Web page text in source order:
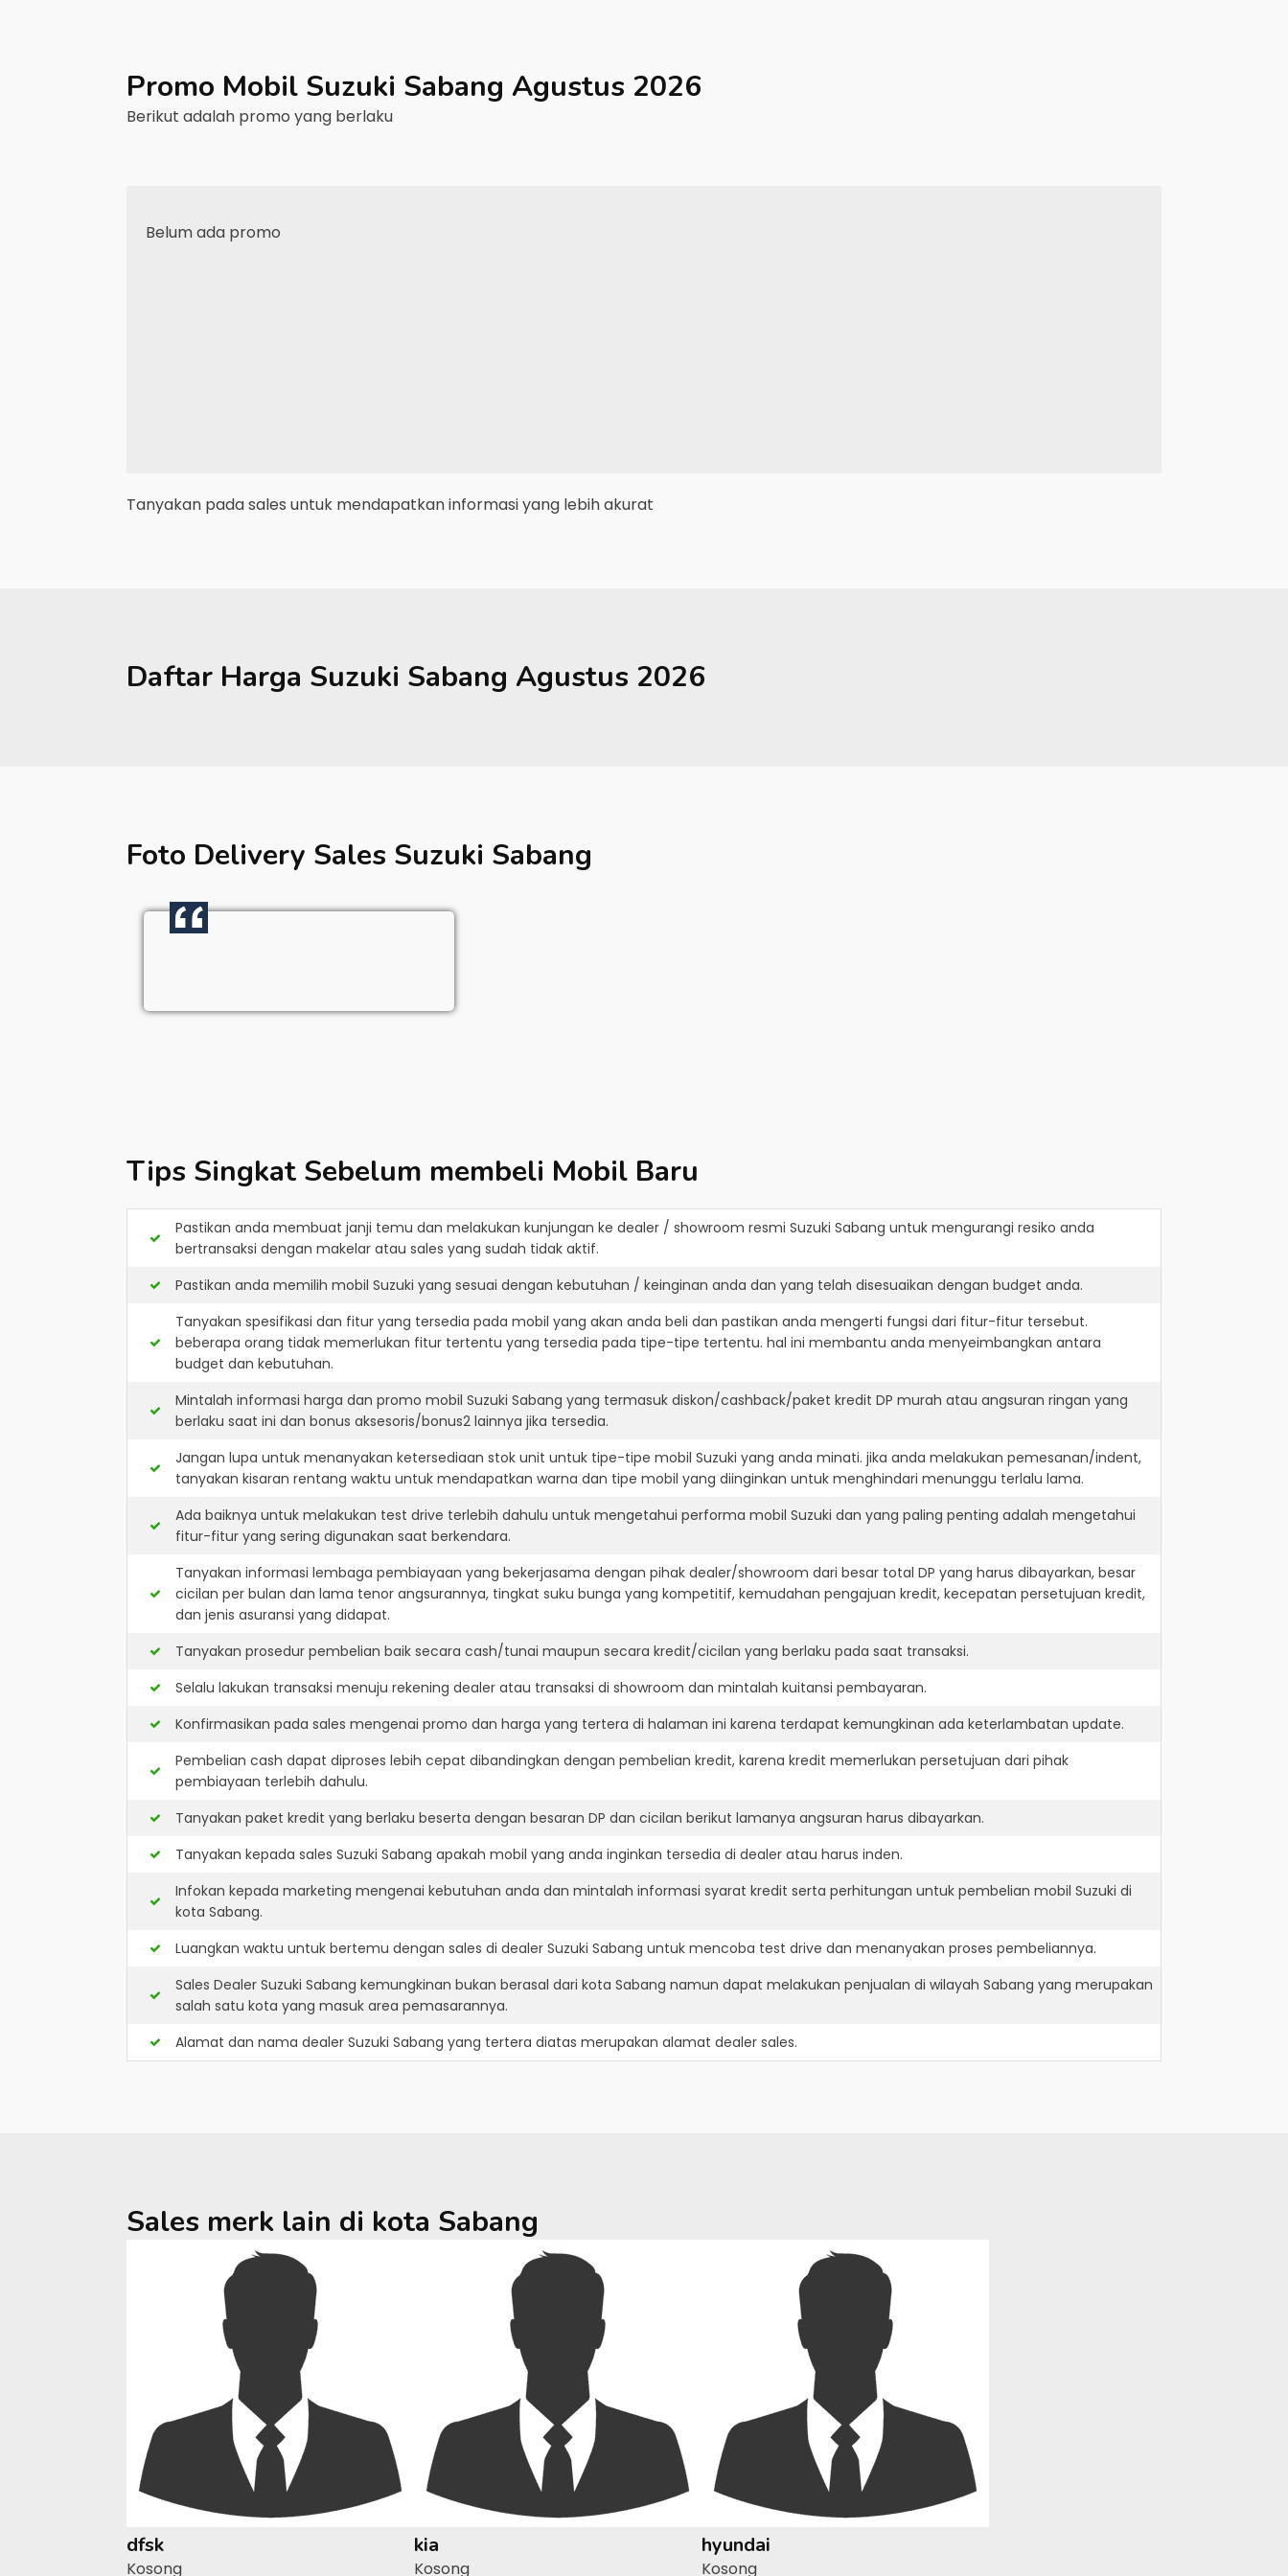
Promo Mobil Suzuki Sabang Agustus 2026
Berikut adalah promo yang berlaku
Belum ada promo
Tanyakan pada sales untuk mendapatkan informasi yang lebih akurat
Daftar Harga Suzuki Sabang Agustus 2026
Foto Delivery Sales Suzuki Sabang
Tips Singkat Sebelum membeli Mobil Baru
Pastikan anda membuat janji temu dan melakukan kunjungan ke dealer / showroom resmi Suzuki Sabang untuk mengurangi resiko anda
bertransaksi dengan makelar atau sales yang sudah tidak aktif.
Pastikan anda memilih mobil Suzuki yang sesuai dengan kebutuhan / keinginan anda dan yang telah disesuaikan dengan budget anda.
Tanyakan spesifikasi dan fitur yang tersedia pada mobil yang akan anda beli dan pastikan anda mengerti fungsi dari fitur-fitur tersebut.
beberapa orang tidak memerlukan fitur tertentu yang tersedia pada tipe-tipe tertentu. hal ini membantu anda menyeimbangkan antara
budget dan kebutuhan.
Mintalah informasi harga dan promo mobil Suzuki Sabang yang termasuk diskon/cashback/paket kredit DP murah atau angsuran ringan yang
berlaku saat ini dan bonus aksesoris/bonus2 lainnya jika tersedia.
Jangan lupa untuk menanyakan ketersediaan stok unit untuk tipe-tipe mobil Suzuki yang anda minati. jika anda melakukan pemesanan/indent,
tanyakan kisaran rentang waktu untuk mendapatkan warna dan tipe mobil yang diinginkan untuk menghindari menunggu terlalu lama.
Ada baiknya untuk melakukan test drive terlebih dahulu untuk mengetahui performa mobil Suzuki dan yang paling penting adalah mengetahui
fitur-fitur yang sering digunakan saat berkendara.
Tanyakan informasi lembaga pembiayaan yang bekerjasama dengan pihak dealer/showroom dari besar total DP yang harus dibayarkan, besar
cicilan per bulan dan lama tenor angsurannya, tingkat suku bunga yang kompetitif, kemudahan pengajuan kredit, kecepatan persetujuan kredit,
dan jenis asuransi yang didapat.
Tanyakan prosedur pembelian baik secara cash/tunai maupun secara kredit/cicilan yang berlaku pada saat transaksi.
Selalu lakukan transaksi menuju rekening dealer atau transaksi di showroom dan mintalah kuitansi pembayaran.
Konfirmasikan pada sales mengenai promo dan harga yang tertera di halaman ini karena terdapat kemungkinan ada keterlambatan update.
Pembelian cash dapat diproses lebih cepat dibandingkan dengan pembelian kredit, karena kredit memerlukan persetujuan dari pihak
pembiayaan terlebih dahulu.
Tanyakan paket kredit yang berlaku beserta dengan besaran DP dan cicilan berikut lamanya angsuran harus dibayarkan.
Tanyakan kepada sales Suzuki Sabang apakah mobil yang anda inginkan tersedia di dealer atau harus inden.
Infokan kepada marketing mengenai kebutuhan anda dan mintalah informasi syarat kredit serta perhitungan untuk pembelian mobil Suzuki di
kota Sabang.
Luangkan waktu untuk bertemu dengan sales di dealer Suzuki Sabang untuk mencoba test drive dan menanyakan proses pembeliannya.
Sales Dealer Suzuki Sabang kemungkinan bukan berasal dari kota Sabang namun dapat melakukan penjualan di wilayah Sabang yang merupakan
salah satu kota yang masuk area pemasarannya.
Alamat dan nama dealer Suzuki Sabang yang tertera diatas merupakan alamat dealer sales.
Sales merk lain di kota Sabang
dfsk
Kosong
kia
Kosong
hyundai
Kosong